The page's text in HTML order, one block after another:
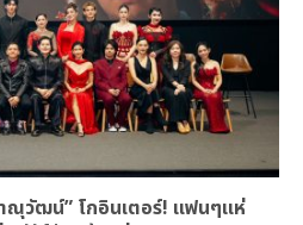
วัฒน์” โกอินเตอร์! แฟนๆแห่